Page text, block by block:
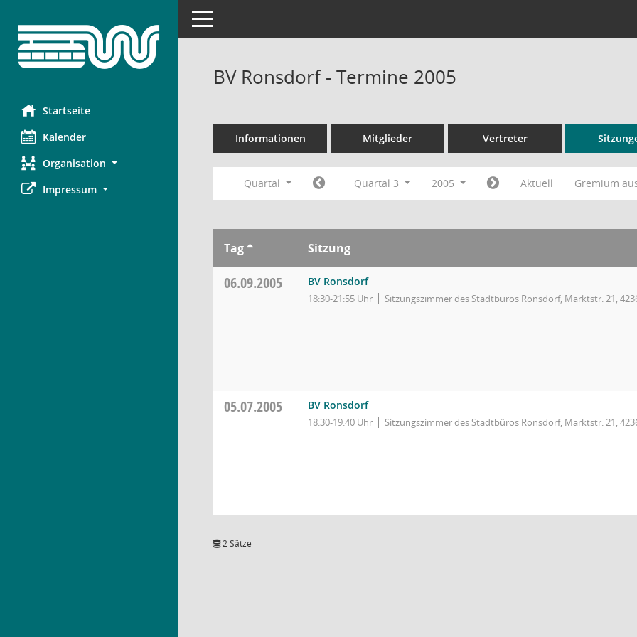
Startseite
Kalender
Organisation
Impressum
Toggle navigation
BV Ronsdorf - Termine 2005
Informationen Mitglieder Vertreter
Quartal Quartal 3 2005 Aktuell Gremium
Tag Sitzung
06.09.2005 BV Ronsdorf
18:30-21:55 Uhr Sitzungszimmer des Stadtbüros Ronsdorf, Marktstr. 21,
05.07.2005 BV Ronsdorf
18:30-19:40 Uhr Sitzungszimmer des Stadtbüros Ronsdorf, Marktstr. 21,
2 Sätze